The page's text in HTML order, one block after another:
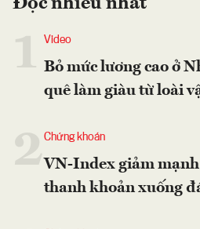
Video
Bỏ mức lương cao ở
quê làm giàu từ loài
2Chứng khoán
VN-Index giảm
thanh khoản xuống